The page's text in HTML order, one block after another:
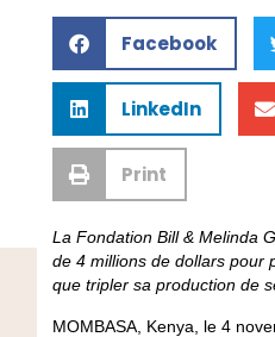
Facebook
LinkedIn
Print
La Fondation Bill & Melinda
de 4 millions de dollars pour
que tripler sa production de
MOMBASA, Kenya, le 4